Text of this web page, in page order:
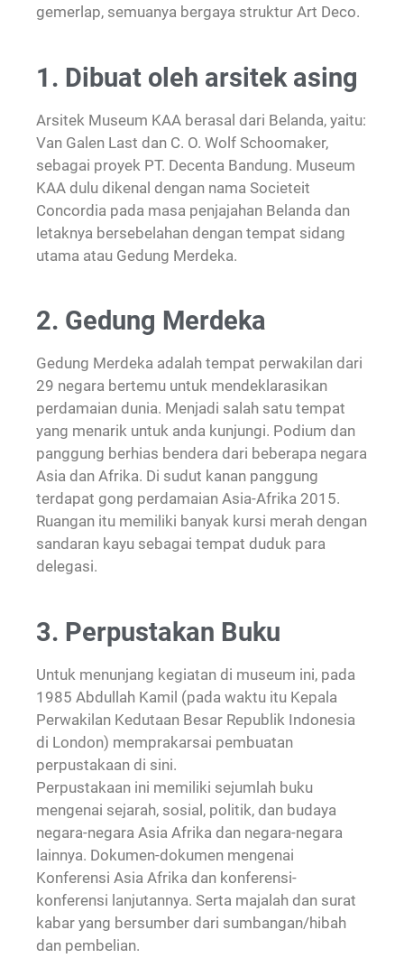
gemerlap, semuanya bergaya struktur Art Deco.
1. Dibuat oleh arsitek asing
Arsitek Museum KAA berasal dari Belanda, yaitu:
Van Galen Last dan C. O. Wolf Schoomaker,
sebagai proyek PT. Decenta Bandung. Museum
KAA dulu dikenal dengan nama Societeit
Concordia pada masa penjajahan Belanda dan
letaknya bersebelahan dengan tempat sidang
utama atau Gedung Merdeka.
2. Gedung Merdeka
Gedung Merdeka adalah tempat perwakilan dari
29 negara bertemu untuk mendeklarasikan
perdamaian dunia. Menjadi salah satu tempat
yang menarik untuk anda kunjungi. Podium dan
panggung berhias bendera dari beberapa negara
Asia dan Afrika. Di sudut kanan panggung
terdapat gong perdamaian Asia-Afrika 2015.
Ruangan itu memiliki banyak kursi merah dengan
sandaran kayu sebagai tempat duduk para
delegasi.
3. Perpustakan Buku
Untuk menunjang kegiatan di museum ini, pada
1985 Abdullah Kamil (pada waktu itu Kepala
Perwakilan Kedutaan Besar Republik Indonesia
di London) memprakarsai pembuatan
perpustakaan di sini.
Perpustakaan ini memiliki sejumlah buku
mengenai sejarah, sosial, politik, dan budaya
negara-negara Asia Afrika dan negara-negara
lainnya. Dokumen-dokumen mengenai
Konferensi Asia Afrika dan konferensi-
konferensi lanjutannya. Serta majalah dan surat
kabar yang bersumber dari sumbangan/hibah
dan pembelian.